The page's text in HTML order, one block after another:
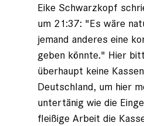
Eike
Schwarzkopf
registriert)
Eike Schwarzkopf
um 21:37: "Es wäre
jemand anderes eine
geben könnte." Hier
überhaupt keine
Deutschland, um hier
untertänig wie die
fleißige Arbeit die